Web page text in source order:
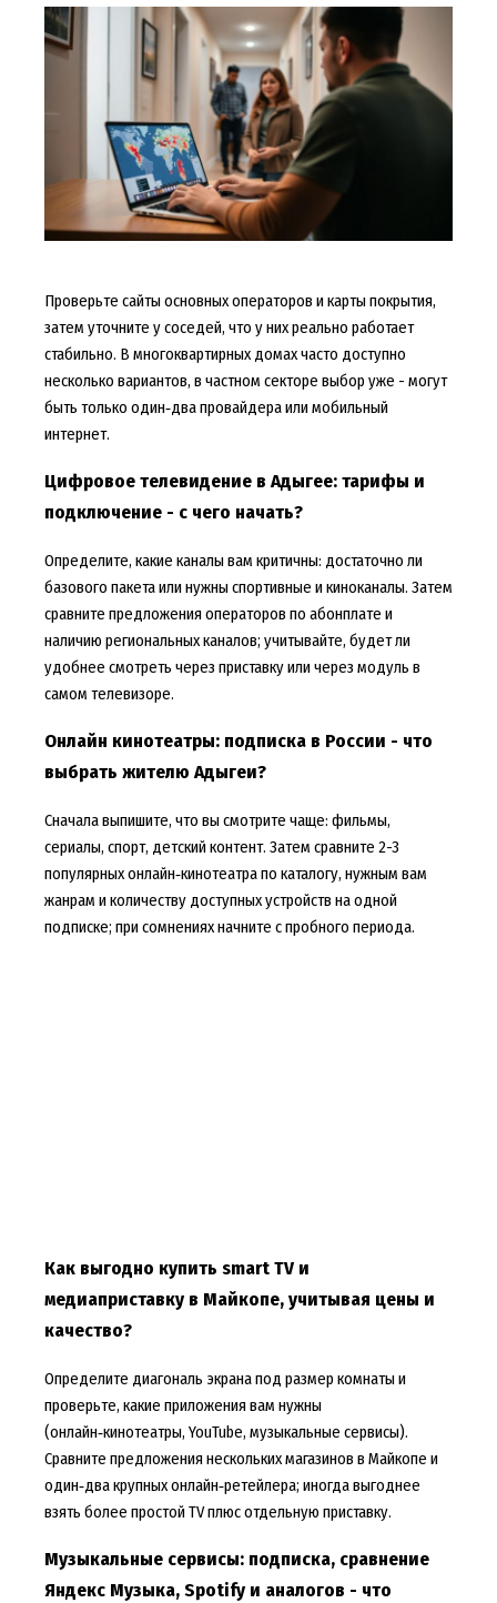
Проверьте сайты основных операторов и карты покрытия,
затем уточните у соседей, что у них реально работает
стабильно. В многоквартирных домах часто доступно
несколько вариантов, в частном секторе выбор уже - могут
быть только один‑два провайдера или мобильный
интернет.
Цифровое телевидение в Адыгее: тарифы и
подключение - с чего начать?
Определите, какие каналы вам критичны: достаточно ли
базового пакета или нужны спортивные и киноканалы. Затем
сравните предложения операторов по абонплате и
наличию региональных каналов; учитывайте, будет ли
удобнее смотреть через приставку или через модуль в
самом телевизоре.
Онлайн кинотеатры: подписка в России - что
выбрать жителю Адыгеи?
Сначала выпишите, что вы смотрите чаще: фильмы,
сериалы, спорт, детский контент. Затем сравните 2-3
популярных онлайн‑кинотеатра по каталогу, нужным вам
жанрам и количеству доступных устройств на одной
подписке; при сомнениях начните с пробного периода.
Как выгодно купить smart TV и
медиаприставку в Майкопе, учитывая цены и
качество?
Определите диагональ экрана под размер комнаты и
проверьте, какие приложения вам нужны
(онлайн‑кинотеатры, YouTube, музыкальные сервисы).
Сравните предложения нескольких магазинов в Майкопе и
один‑два крупных онлайн‑ретейлера; иногда выгоднее
взять более простой TV плюс отдельную приставку.
Музыкальные сервисы: подписка, сравнение
Яндекс Музыка, Spotify и аналогов - что